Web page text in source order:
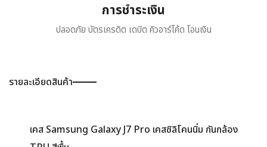
การชำระเงิน
ปลอดภัย บัตรเครดิต เดบิต คิวอาร์โค้ด โอนเงิน
รายละเอียดสินค้า
เคส Samsung Galaxy J7 Pro เคสซิลิโคนนิ่ม กันกล้อง